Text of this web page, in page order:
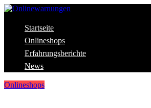
Skip
content
Onlinewarnungen
Aktuelle Warnungen vor Gefahren im Internet
Startseite
Onlineshops
Erfahrungsberichte
News
Onlineshops